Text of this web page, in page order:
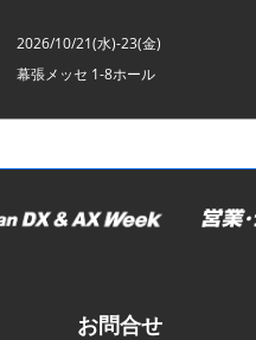
2026/10/21(水)-23(金)
幕張メッセ 1-8ホール
お問合せ